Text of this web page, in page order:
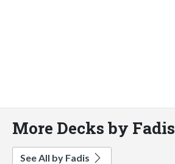
More Decks by Fadis
See All by Fadis